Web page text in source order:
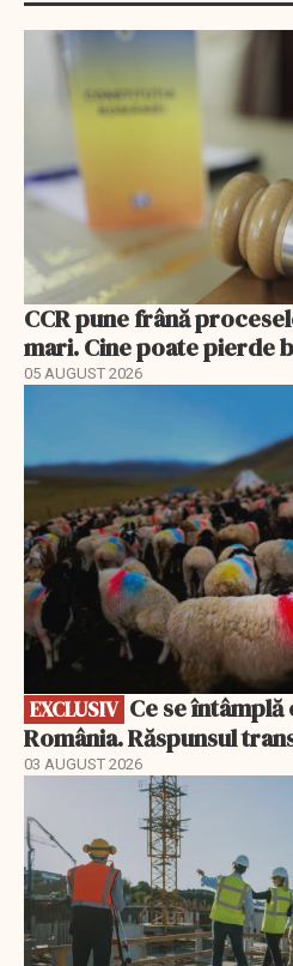
CCR pune frână
mari. Cine poate pierde
05 AUGUST 2026
EXCLUSIV
România. Răspunsul
03 AUGUST 2026